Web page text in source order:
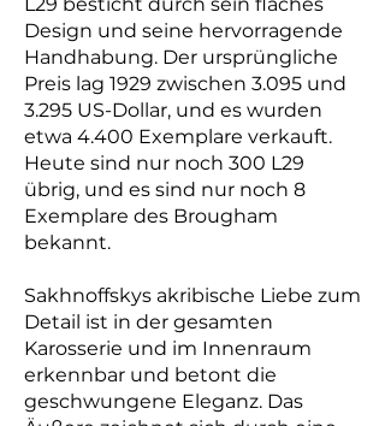
Design und seine hervorragende
Handhabung. Der ursprüngliche
Preis lag 1929 zwischen 3.095 und
3.295 US-Dollar, und es wurden
etwa 4.400 Exemplare verkauft.
Heute sind nur noch 300 L29
übrig, und es sind nur noch 8
Exemplare des Brougham
bekannt.
Sakhnoffskys akribische Liebe zum
Detail ist in der gesamten
Karosserie und im Innenraum
erkennbar und betont die
geschwungene Eleganz. Das